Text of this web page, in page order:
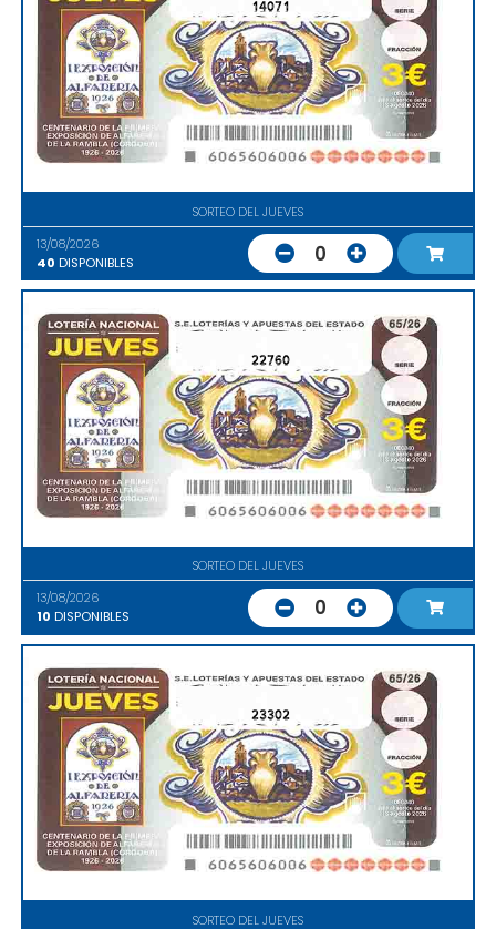
14071
SORTEO DEL JUEVES
13/08/2026
40 DISPONIBLES 0
22760
SORTEO DEL JUEVES
13/08/2026
10 DISPONIBLES 0
23302
SORTEO DEL JUEVES